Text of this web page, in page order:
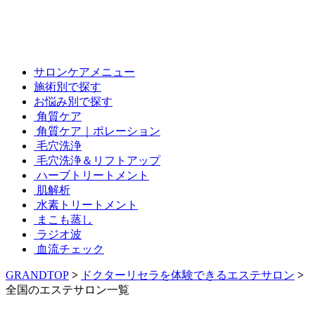
サロンケアメニュー
施術別で探す
お悩み別で探す
角質ケア
角質ケア｜ポレーション
毛穴洗浄
毛穴洗浄＆リフトアップ
ハーブトリートメント
肌解析
水素トリートメント
まこも蒸し
ラジオ波
血流チェック
GRANDTOP > ドクターリセラを体験できるエステサロン >
全国のエステサロン一覧